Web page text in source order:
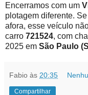
Encerramos com um
plotagem diferente.
afora, esse veículo
carro 721524, com
2025 em São Paulo
Fabio às 20:35
Compartilhar